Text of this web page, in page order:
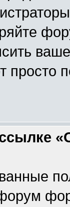
просто